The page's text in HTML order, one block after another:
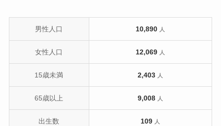
男性人口 10,890 人
女性人口 12,069 人
15歳未満 2,403 人
65歳以上 9,008 人
出生数 109 人